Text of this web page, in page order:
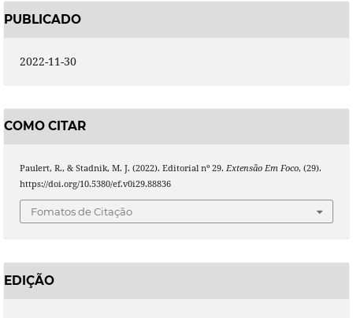
PUBLICADO
2022-11-30
COMO CITAR
Paulert, R., & Stadnik, M. J. (2022). Editorial nº 29. Extensão Em Foco, (29).
https://doi.org/10.5380/ef.v0i29.88836
Fomatos de Citação
EDIÇÃO